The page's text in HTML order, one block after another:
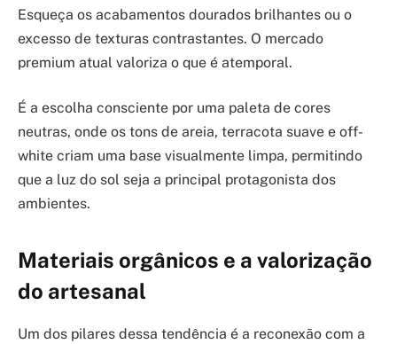
Esqueça os acabamentos dourados brilhantes ou o
excesso de texturas contrastantes. O mercado
premium atual valoriza o que é atemporal.
É a escolha consciente por uma paleta de cores
neutras, onde os tons de areia, terracota suave e off-
white criam uma base visualmente limpa, permitindo
que a luz do sol seja a principal protagonista dos
ambientes.
Materiais orgânicos e a valorização
do artesanal
Um dos pilares dessa tendência é a reconexão com a